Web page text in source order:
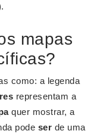
mapas
como: a legenda
representam a
quer mostrar, a
pode ser de uma